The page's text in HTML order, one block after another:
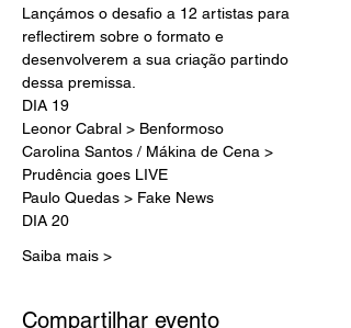
Lançámos o desafio a 12 artistas para
reflectirem sobre o formato e
desenvolverem a sua criação partindo
dessa premissa.
DIA 19
Leonor Cabral > Benformoso
Carolina Santos / Mákina de Cena >
Prudência goes LIVE
Paulo Quedas > Fake News
DIA 20
Saiba mais >
Compartilhar evento